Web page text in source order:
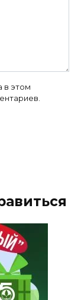
в этом